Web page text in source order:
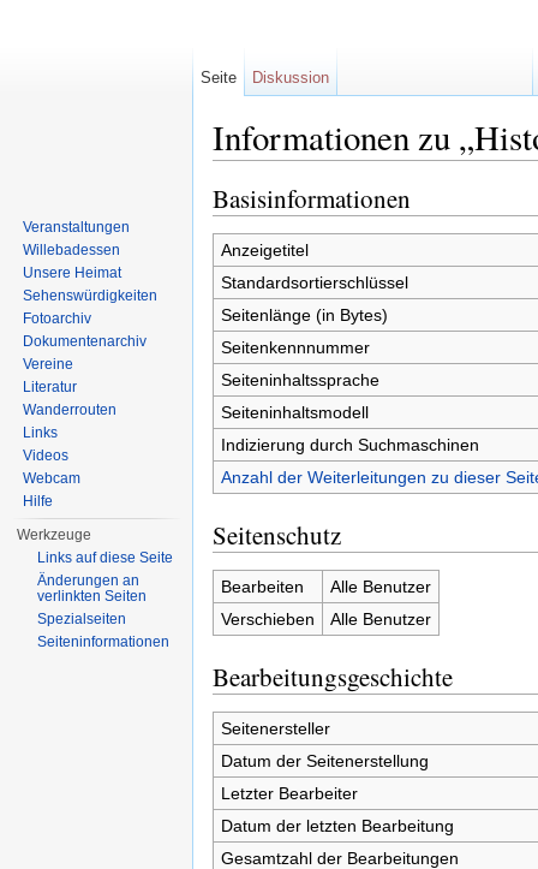
Informationen zu
Basisinformationen
Anzeigetitel
Standardsortierschlüssel
Seitenlänge (in Bytes)
Seitenkennnummer
Seiteninhaltssprache
Seiteninhaltsmodell
Indizierung durch Suchmaschinen
Anzahl der Weiterleitungen zu dieser
Seitenschutz
Bearbeiten
Alle Benutzer
Verschieben
Alle Benutzer
Bearbeitungsgeschichte
Seitenersteller
Datum der Seitenerstellung
Letzter Bearbeiter
Datum der letzten Bearbeitung
Gesamtzahl der Bearbeitungen
Seite Diskussion
Veranstaltungen
Willebadessen
Unsere Heimat
Sehenswürdigkeiten
Fotoarchiv
Dokumentenarchiv
Vereine
Literatur
Wanderrouten
Links
Videos
Webcam
Hilfe
Werkzeuge
Links auf diese Seite
Änderungen an
verlinkten Seiten
Spezialseiten
Seiten­informationen